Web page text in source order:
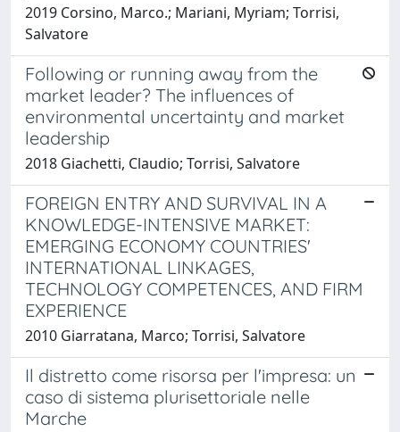
2019 Corsino, Marco.; Mariani, Myriam; Torrisi,
Salvatore
Following or running away from the
market leader? The influences of
environmental uncertainty and market
leadership
2018 Giachetti, Claudio; Torrisi, Salvatore
FOREIGN ENTRY AND SURVIVAL IN A
KNOWLEDGE-INTENSIVE MARKET:
EMERGING ECONOMY COUNTRIES'
INTERNATIONAL LINKAGES,
TECHNOLOGY COMPETENCES, AND FIRM
EXPERIENCE
2010 Giarratana, Marco; Torrisi, Salvatore
Il distretto come risorsa per l'impresa: un
caso di sistema plurisettoriale nelle
Marche